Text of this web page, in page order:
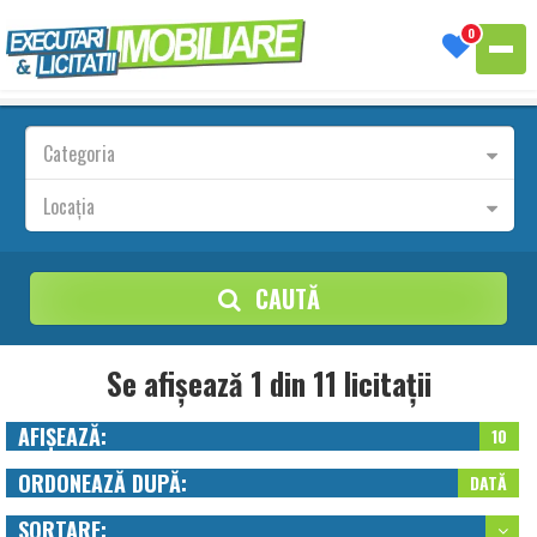
0
Categoria
Locația
CAUTĂ
Se afișează 1 din 11 licitații
AFIȘEAZĂ: 10
ORDONEAZĂ DUPĂ: DATĂ
SORTARE: